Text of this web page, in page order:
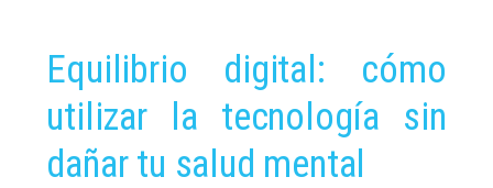
Equilibrio digital: cómo
utilizar la tecnología sin
dañar tu salud mental